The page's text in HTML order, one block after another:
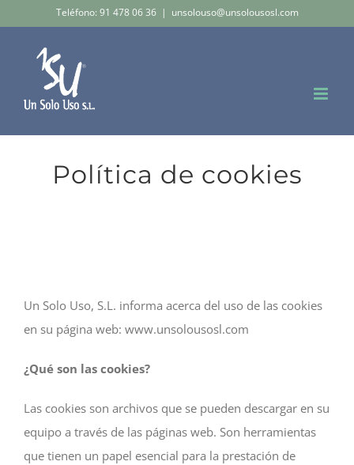
contenido
Teléfono: 91 478 06 36 | unsolouso@unsolousosl.com
Política de cookies
Un Solo Uso, S.L. informa acerca del uso de las cookies
en su página web: www.unsolousosl.com
¿Qué son las cookies?
Las cookies son archivos que se pueden descargar en su
equipo a través de las páginas web. Son herramientas
que tienen un papel esencial para la prestación de